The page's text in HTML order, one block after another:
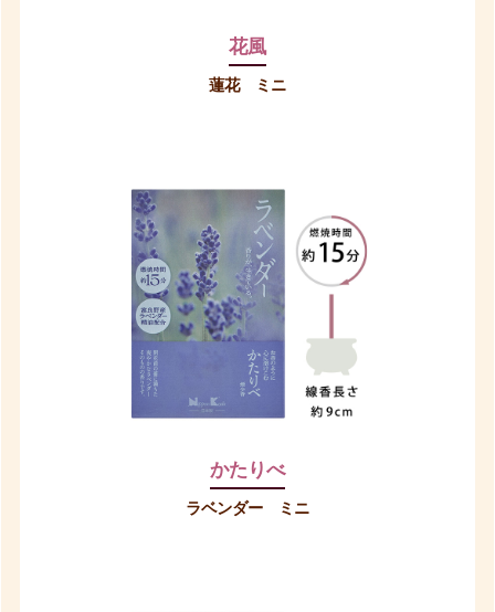
花風
蓮花 ミニ
かたりべ
ラベンダー ミニ